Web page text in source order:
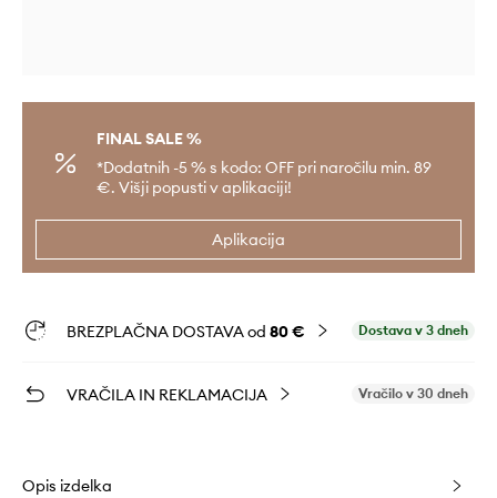
FINAL SALE %
*Dodatnih -5 % s kodo: OFF pri naročilu min. 89
€. Višji popusti v aplikaciji!
Aplikacija
BREZPLAČNA DOSTAVA od 80 € Dostava v 3 dneh
VRAČILA IN REKLAMACIJA Vračilo v 30 dneh
Opis izdelka